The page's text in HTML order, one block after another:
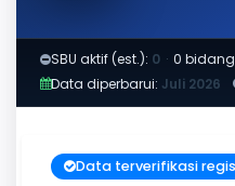
SBU aktif (est.): 0 · 0 bidang
Data diperbarui: Juli 2026
Data terverifikasi